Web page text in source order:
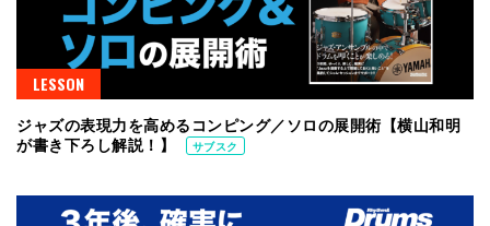
LESSON
ジャズの表現力を高めるコンピング／ソロの展開術【横山和明
が書き下ろし解説！】
サブスク